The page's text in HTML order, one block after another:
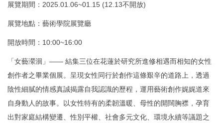
展覽期間：2025.01.06~01.15 (12.13不開放)
展覽地點：藝術學院展覽廳
開放時間：10:00~16:00
「女藝瀠洄」—— 結集三位在花蓮於研究所進修相遇而相知的女性
創作者之畢業個展。呈現女性同行於創作這條艱辛的道路上，透過
陰性細膩的情感真誠揭露自我認識的歷程，運用藝術創作娓娓道來
自身動人的故事。以女性特有的柔韌溫暖、母性的開闊胸襟，孕育
出對家庭結構變遷、性別平權、社會多元文化、環境永續等議題之